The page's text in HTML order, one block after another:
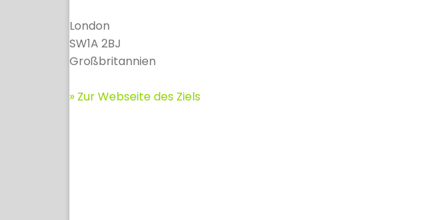
London
SW1A 2BJ
Großbritannien
» Zur Webseite des Ziels